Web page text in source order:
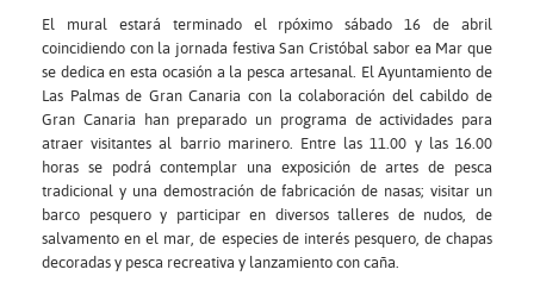
El mural estará terminado el rpóximo sábado 16 de abril
coincidiendo con la jornada festiva San Cristóbal sabor ea Mar que
se dedica en esta ocasión a la pesca artesanal. El Ayuntamiento de
Las Palmas de Gran Canaria con la colaboración del cabildo de
Gran Canaria han preparado un programa de actividades para
atraer visitantes al barrio marinero. Entre las 11.00 y las 16.00
horas se podrá contemplar una exposición de artes de pesca
tradicional y una demostración de fabricación de nasas; visitar un
barco pesquero y participar en diversos talleres de nudos, de
salvamento en el mar, de especies de interés pesquero, de chapas
decoradas y pesca recreativa y lanzamiento con caña.